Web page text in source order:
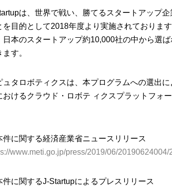
は、世界で戦い、勝てるスタートアップ
を目的として2018年度より実施されておりま
日本のスタートアップ約10,000社の中から選
す。
ュタロボティクスは、本プログラムへの選出
おけるクラウド・ロボテ ィクスプラットフォ
に関する経済産業省ニュースリリース
www.meti.go.jp/press/2019/06/20190624004/
に関するJ-Startupによるプレスリリース